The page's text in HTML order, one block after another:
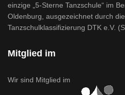
einzige „5-Sterne Tanzschule“ im
Oldenburg, ausgezeichnet durch
Tanzschulklassifizierung DTK e.V.
Mitglied im
Wir sind Mitglied im